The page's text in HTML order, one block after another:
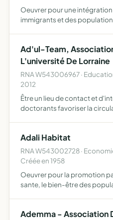
Oeuvrer pour une
immigrants et des
Ad'ul-Team,
L'université De Lorraine
RNA W543006967 ·
2012
Être un lieu de contact et
doctorants favoriser la
Adali Habitat
RNA W543002728 ·
Créée en 1958
Oeuvrer pour la promotion
sante, le bien-être des
Ademma - Association